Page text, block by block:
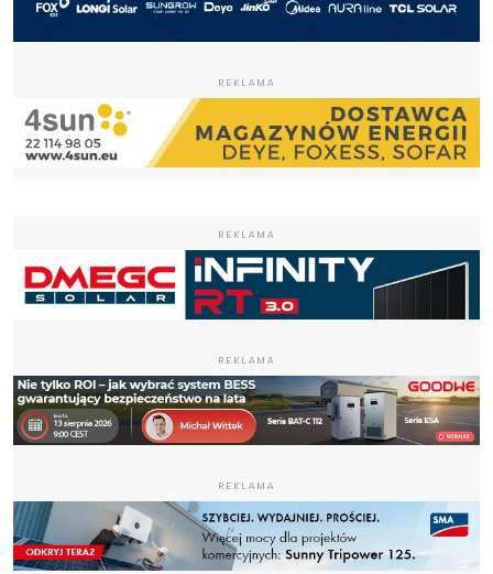
REKLAMA
REKLAMA
REKLAMA
REKLAMA